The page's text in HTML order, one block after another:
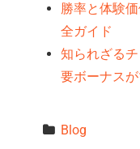
勝率と体験
全ガイド
知られざる
要ボーナス
Blog